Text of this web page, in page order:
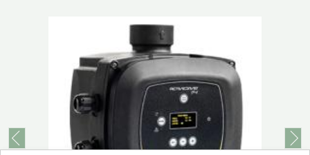
prev next